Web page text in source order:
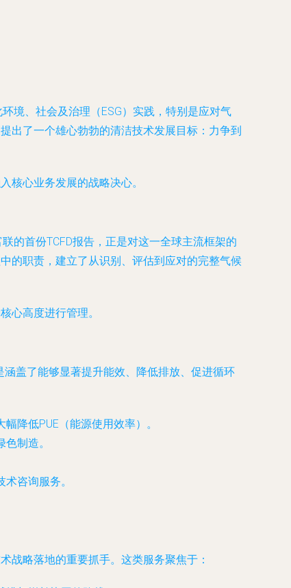
境、社会及治理（ESG）实践，特别是应对气
出了一个雄心勃勃的清洁技术发展目标： 力争到
核心业务发展的战略决心。
的首份TCFD报告，正是对这一全球主流框架的
的职责，建立了从识别、评估到应对的完整气候
心高度进行管理。
涵盖了能够显著提升能效、降低排放、促进循环
降低PUE（能源使用效率）。
制造。
咨询服务。
战略落地的重要抓手。这类服务聚焦于：